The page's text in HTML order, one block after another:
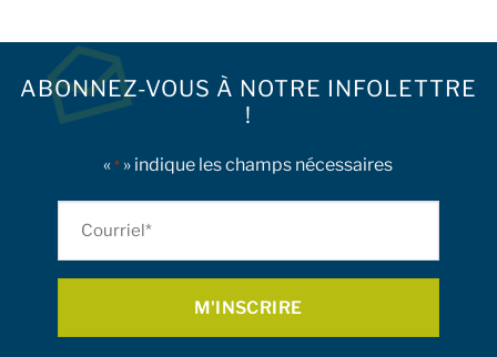
ABONNEZ-VOUS À NOTRE INFOLETTRE
!
«* » indique les champs nécessaires